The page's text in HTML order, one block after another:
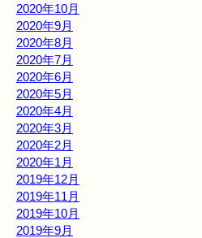
2020年10月
2020年9月
2020年8月
2020年7月
2020年6月
2020年5月
2020年4月
2020年3月
2020年2月
2020年1月
2019年12月
2019年11月
2019年10月
2019年9月